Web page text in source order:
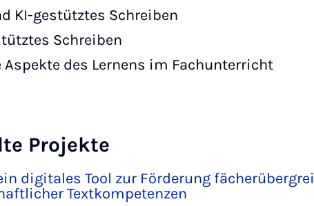
KI-gestütztes Schreiben
Schreiben
Aspekte des Lernens im Fachunterricht
Projekte
digitales Tool zur Förderung
Textkompetenzen